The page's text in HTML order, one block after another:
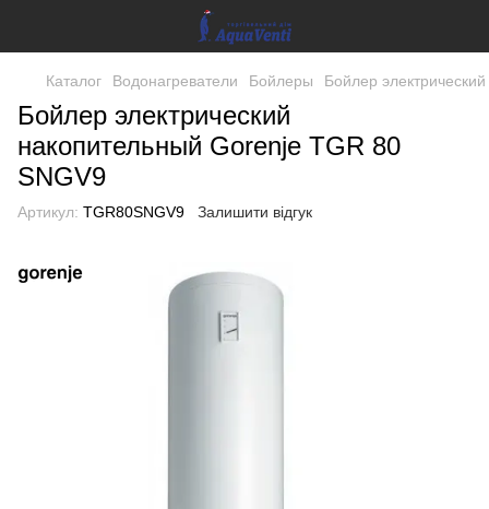
Каталог Водонагреватели Бойлеры Бойлер
Бойлер электрический
накопительный Gorenje TGR 80
SNGV9
Артикул: TGR80SNGV9 Залишити відгук